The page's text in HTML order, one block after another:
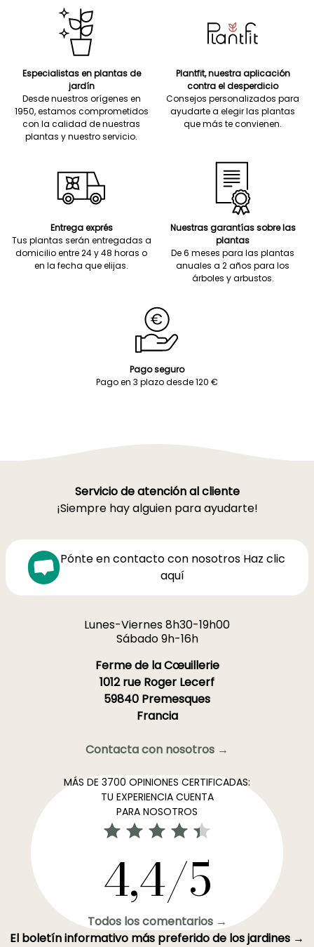
Especialistas en plantas de
jardín
Desde nuestros orígenes en
1950, estamos comprometidos
con la calidad de nuestras
plantas y nuestro servicio.
Plantfit, nuestra aplicación
contra el desperdicio
Consejos personalizados para
ayudarte a elegir las plantas
que más te convienen.
Entrega exprés
Tus plantas serán entregadas a
domicilio entre 24 y 48 horas o
en la fecha que elijas.
Nuestras garantías sobre las
plantas
De 6 meses para las plantas
anuales a 2 años para los
árboles y arbustos.
Pago seguro
Pago en 3 plazo desde 120 €
Servicio de atención al cliente
¡Siempre hay alguien para ayudarte!
Pónte en contacto con nosotros Haz clic
aquí
Lunes-Viernes 8h30-19h00
Sábado 9h-16h
Ferme de la Cœuillerie
1012 rue Roger Lecerf
59840 Premesques
Francia
Contacta con nosotros →
MÁS DE 3700 OPINIONES CERTIFICADAS:
TU EXPERIENCIA CUENTA
PARA NOSOTROS
4,4/5
Todos los comentarios →
El boletín informativo más preferido de los jardines →